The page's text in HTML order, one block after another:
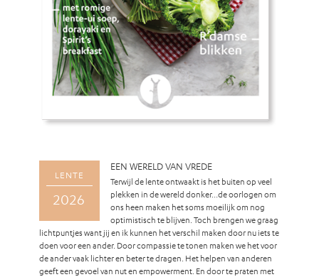
LENTE
2026
EEN WERELD VAN VREDE
Terwijl de lente ontwaakt is het buiten op veel
plekken in de wereld donker…de oorlogen om
ons heen maken het soms moeilijk om nog
optimistisch te blijven. Toch brengen we graag
lichtpuntjes want jij en ik kunnen het verschil maken door nu iets te
doen voor een ander. Door compassie te tonen maken we het voor
de ander vaak lichter en beter te dragen. Het helpen van anderen
geeft een gevoel van nut en empowerment. En door te praten met